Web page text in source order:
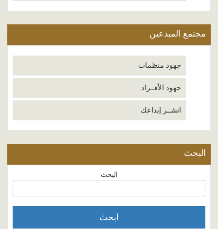
مجتمع المبدعين
جهود منظمات
جهود الأفــراد
انشــر إبداعك
البحث
البحث